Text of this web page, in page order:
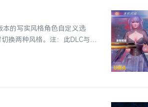
的写实风格角色自定义选
换两种风格。注：此DLC与原